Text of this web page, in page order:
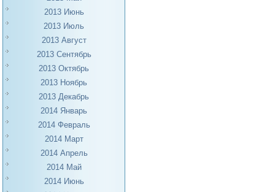
2013 Июнь
2013 Июль
2013 Август
2013 Сентябрь
2013 Октябрь
2013 Ноябрь
2013 Декабрь
2014 Январь
2014 Февраль
2014 Март
2014 Апрель
2014 Май
2014 Июнь